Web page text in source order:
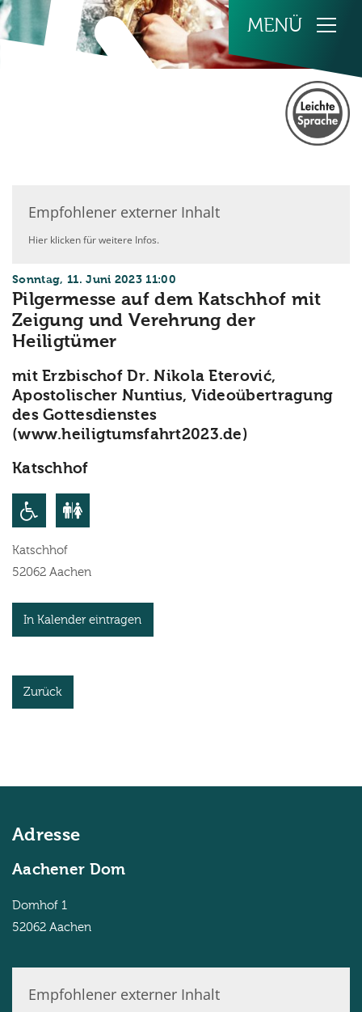
Zum Inhalt springen
Empfohlener externer Inhalt
Hier klicken für weitere Infos.
Sonntag, 11. Juni 2023 11:00
Pilgermesse auf dem Katschhof mit
Zeigung und Verehrung der
Heiligtümer
mit Erzbischof Dr. Nikola Eterović,
Apostolischer Nuntius, Videoübertragung
des Gottesdienstes
(www.heiligtumsfahrt2023.de)
Katschhof
Katschhof
52062 Aachen
In Kalender eintragen
Zurück
Adresse
Aachener Dom
Domhof 1
52062 Aachen
Empfohlener externer Inhalt